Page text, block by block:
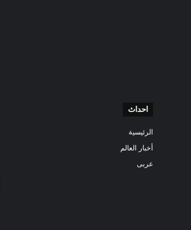
احداث
الرئيسية
أخبار العالم
عربى